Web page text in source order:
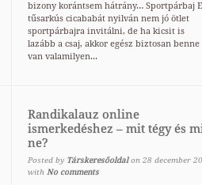
bizony korántsem hátrány… Sportpárbaj
tűsarkús cicababát nyilván nem jó ötlet
sportpárbajra invitálni, de ha kicsit is
lazább a csaj, akkor egész biztosan benne
van valamilyen...
Randikalauz online
ismerkedéshez – mit tégy és
ne?
Posted by Társkeresőoldal on 28 december
with No comments